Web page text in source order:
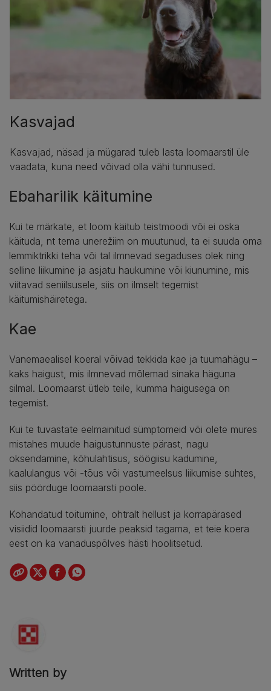
Kasvajad
Kasvajad, näsad ja mügarad tuleb lasta loomaarstil üle
vaadata, kuna need võivad olla vähi tunnused.
Ebaharilik käitumine
Kui te märkate, et loom käitub teistmoodi või ei oska
käituda, nt tema unerežiim on muutunud, ta ei suuda oma
lemmiktrikki teha või tal ilmnevad segaduses olek ning
selline liikumine ja asjatu haukumine või kiunumine, mis
viitavad seniilsusele, siis on ilmselt tegemist
käitumishäiretega.
Kae
Vanemaealisel koeral võivad tekkida kae ja tuumahägu –
kaks haigust, mis ilmnevad mõlemad sinaka häguna
silmal. Loomaarst ütleb teile, kumma haigusega on
tegemist.
Kui te tuvastate eelmainitud sümptomeid või olete mures
mistahes muude haigustunnuste pärast, nagu
oksendamine, kõhulahtisus, söögiisu kadumine,
kaalulangus või -tõus või vastumeelsus liikumise suhtes,
siis pöörduge loomaarsti poole.
Kohandatud toitumine, ohtralt hellust ja korrapärased
visiidid loomaarsti juurde peaksid tagama, et teie koera
eest on ka vanaduspõlves hästi hoolitsetud.
Written by